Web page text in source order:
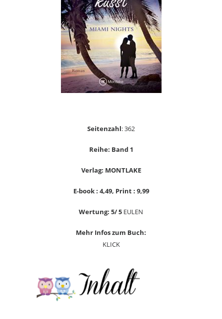
Seitenzahl: 362
Reihe: Band 1
Verlag: MONTLAKE
E-book : 4,49, Print : 9,99
Wertung: 5/ 5 EULEN
Mehr Infos zum Buch:
KLICK